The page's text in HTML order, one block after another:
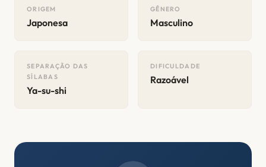
ORIGEM
Japonesa
GÊNERO
Masculino
SEPARAÇÃO DAS
SÍLABAS
Ya-su-shi
DIFICULDADE
Razoável